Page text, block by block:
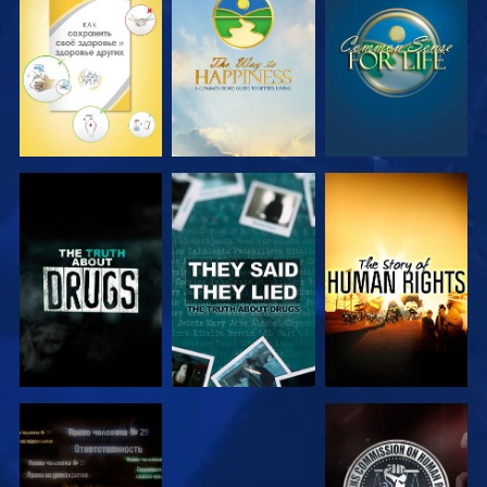
СМОТРЕТЬ СМОТРЕТЬ СМОТРЕТЬ
СМОТРЕТЬ СМОТРЕТЬ
СМОТРЕТЬ СМОТРЕТЬ